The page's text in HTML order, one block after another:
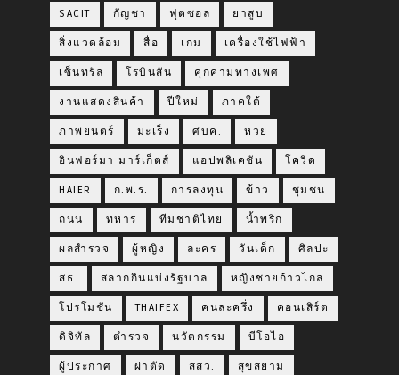
SACIT กัญชา ฟุตซอล ยาสูบ
สิ่งแวดล้อม สื่อ เกม เครื่องใช้ไฟฟ้า
เซ็นทรัล โรบินสัน คุกคามทางเพศ
งานแสดงสินค้า ปีใหม่ ภาคใต้
ภาพยนตร์ มะเร็ง ศบค. หวย
อินฟอร์มา มาร์เก็ตส์ แอปพลิเคชัน โควิด
HAIER ก.พ.ร. การลงทุน ข้าว ชุมชน
ถนน ทหาร ทีมชาติไทย น้ำพริก
ผลสำรวจ ผู้หญิง ละคร วันเด็ก ศิลปะ
สธ. สลากกินแบ่งรัฐบาล หญิงชายก้าวไกล
โปรโมชั่น THAIFEX คนละครึ่ง คอนเสิร์ต
ดิจิทัล ตำรวจ นวัตกรรม บีโอไอ
ผู้ประกาศ ผ่าตัด สสว. สุขสยาม